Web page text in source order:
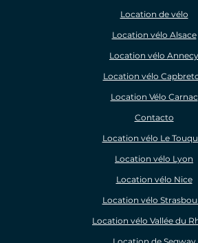
Location de vélo
Location vélo Alsace
Location vélo Annecy
Location vélo
Location Vélo Carnac
Contacto
Location vélo Le
Location vélo Lyon
Location vélo Nice
Location vélo
Location vélo Vallée du